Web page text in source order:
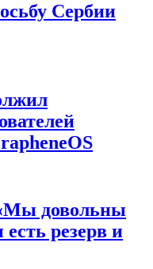
Сербии
довольны
резерв и